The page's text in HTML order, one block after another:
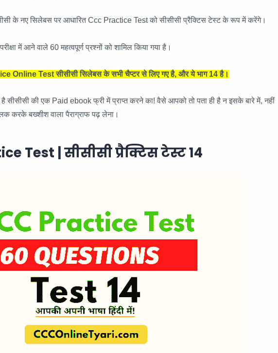
के नए सिलेबस पर आधारित Ccc Practice Test को सीसीसी प्रैक्टिस टेस्ट के रूप में करेंगे।
में आने वाले 60 महत्वपूर्ण प्रश्नों को शामिल किया गया है।
Online Test सीसीसी सिलेबस के सभी चैप्टर से लिए गए है, और ये भाग 14 है।
सीसीसी की एक Paid ebook फ्री में प्राप्त करने का! वैसे आपको तो पता ही है न इसके बारे में, नहीं
करके बख्शीश वाला पैराग्राफ पढ़ लेना।
Test | सीसीसी प्रैक्टिस टेस्ट14